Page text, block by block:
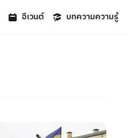
อีเวนต์ บทความความรู้